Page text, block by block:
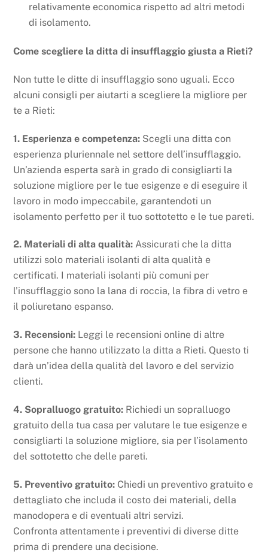
relativamente economica rispetto ad altri metodi
di isolamento.
Come scegliere la ditta di insufflaggio giusta a Rieti?
Non tutte le ditte di insufflaggio sono uguali. Ecco
alcuni consigli per aiutarti a scegliere la migliore per
te a Rieti:
1. Esperienza e competenza: Scegli una ditta con
esperienza pluriennale nel settore dell’insufflaggio.
Un’azienda esperta sarà in grado di consigliarti la
soluzione migliore per le tue esigenze e di eseguire il
lavoro in modo impeccabile, garantendoti un
isolamento perfetto per il tuo sottotetto e le tue pareti.
2. Materiali di alta qualità: Assicurati che la ditta
utilizzi solo materiali isolanti di alta qualità e
certificati. I materiali isolanti più comuni per
l’insufflaggio sono la lana di roccia, la fibra di vetro e
il poliuretano espanso.
3. Recensioni: Leggi le recensioni online di altre
persone che hanno utilizzato la ditta a Rieti. Questo ti
darà un’idea della qualità del lavoro e del servizio
clienti.
4. Sopralluogo gratuito: Richiedi un sopralluogo
gratuito della tua casa per valutare le tue esigenze e
consigliarti la soluzione migliore, sia per l’isolamento
del sottotetto che delle pareti.
5. Preventivo gratuito: Chiedi un preventivo gratuito e
dettagliato che includa il costo dei materiali, della
manodopera e di eventuali altri servizi.
Confronta attentamente i preventivi di diverse ditte
prima di prendere una decisione.